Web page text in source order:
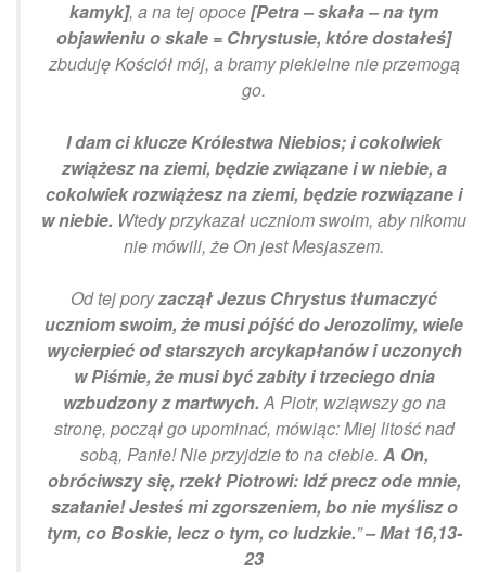
kamyk], a na tej opoce[Petra – skała – na tym
objawieniu o skale = Chrystusie, które dostałeś]
zbuduję Kościół mój, a bramy piekielne nie przemogą
go.
I dam ci klucze Królestwa Niebios; i cokolwiek
zwiążesz na ziemi, będzie związane i w niebie, a
cokolwiek rozwiążesz na ziemi, będzie rozwiązane i
w niebie. Wtedy przykazał uczniom swoim, aby nikomu
nie mówili, że On jest Mesjaszem.
Od tej poryzaczął Jezus Chrystus tłumaczyć
uczniom swoim, że musi pójść do Jerozolimy, wiele
wycierpieć od starszych arcykapłanów i uczonych
w Piśmie, że musi być zabity i trzeciego dnia
wzbudzony z martwych.A Piotr, wziąwszy go na
stronę, począł go upominać, mówiąc: Miej litość nad
sobą, Panie! Nie przyjdzie to na ciebie. A On,
obróciwszy się, rzekł Piotrowi: Idź precz ode mnie,
szatanie! Jesteś mi zgorszeniem, bo nie myślisz o
tym, co Boskie, lecz o tym, co ludzkie.”– Mat 16,13-
23